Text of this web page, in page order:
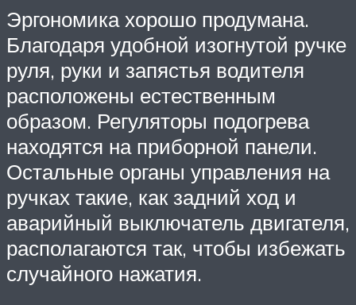
Эргономика хорошо продумана.
Благодаря удобной изогнутой ручке
руля, руки и запястья водителя
расположены естественным
образом. Регуляторы подогрева
находятся на приборной панели.
Остальные органы управления на
ручках такие, как задний ход и
аварийный выключатель двигателя,
располагаются так, чтобы избежать
случайного нажатия.